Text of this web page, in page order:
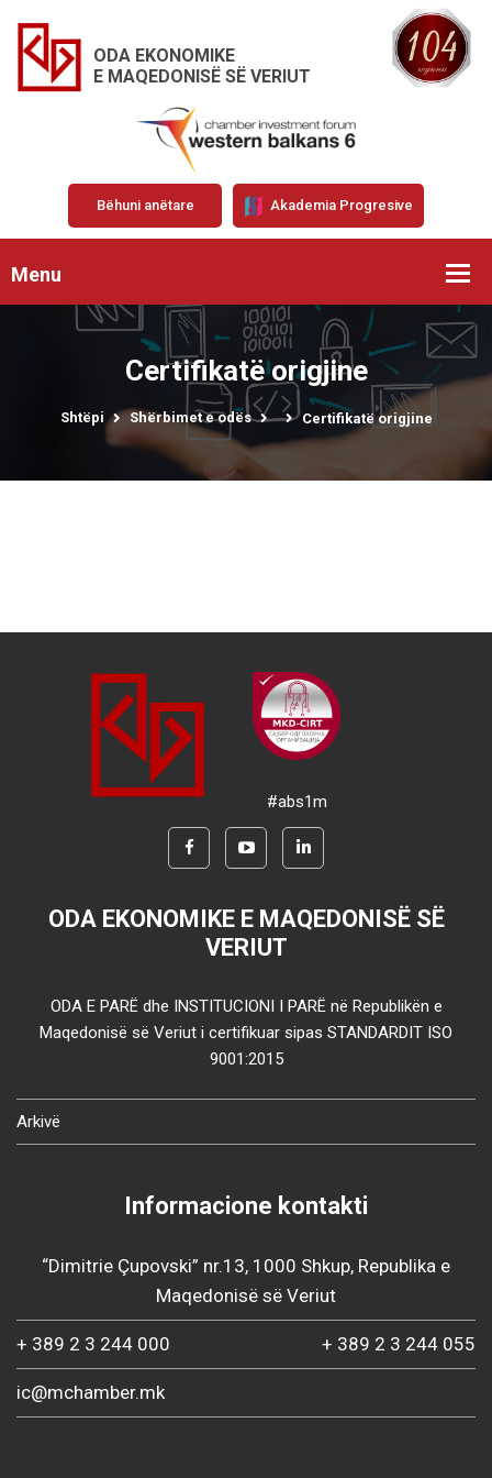
ODA EKONOMIKE
E MAQEDONISË SË VERIUT
Bëhuni anëtare Akademia Progresive
Menu
Certifikatë origjine
Shtëpi Shërbimet e odës Certifikatë origjine
#abs1m
ODA EKONOMIKE E MAQEDONISË SË
VERIUT
ODA E PARË dhe INSTITUCIONI I PARË në Republikën e
Maqedonisë së Veriut i certifikuar sipas STANDARDIT ISO
9001:2015
Arkivë
Informacione kontakti
“Dimitrie Çupovski” nr.13, 1000 Shkup, Republika e
Maqedonisë së Veriut
+ 389 2 3 244 000 + 389 2 3 244 055
ic@mchamber.mk